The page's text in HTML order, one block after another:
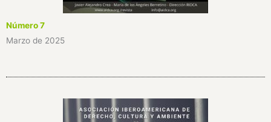
Número 7
Marzo de 2025